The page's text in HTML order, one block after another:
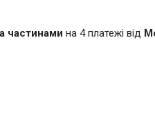
частинами на 4 платежі від